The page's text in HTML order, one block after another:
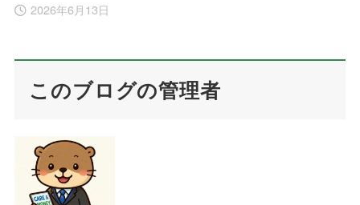
2026年6月13日
このブログの管理者